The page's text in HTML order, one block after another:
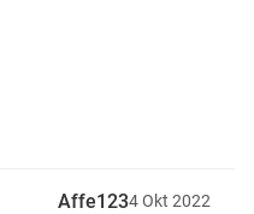
Affe1234Okt 2022